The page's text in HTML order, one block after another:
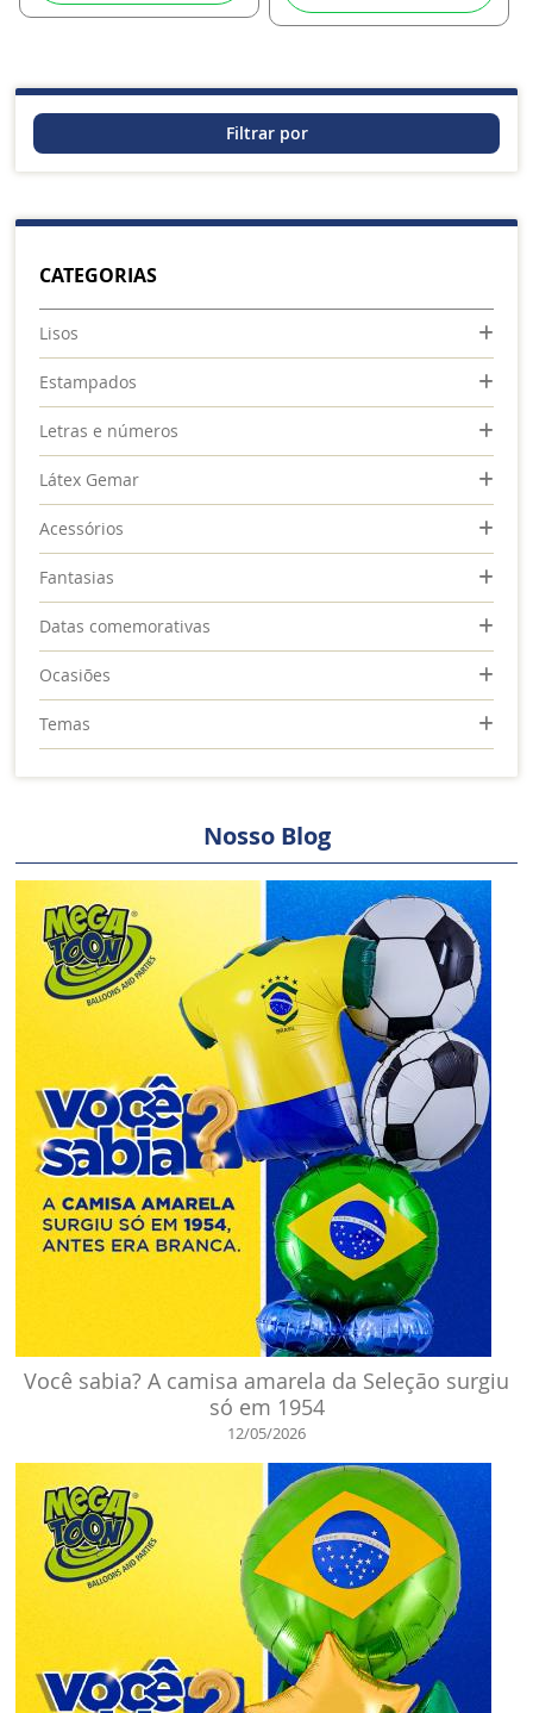
Filtrar por
CATEGORIAS
Lisos
Estampados
Letras e números
Látex Gemar
Acessórios
Fantasias
Datas comemorativas
Ocasiões
Temas
Nosso Blog
Você sabia? A camisa amarela da Seleção surgiu
só em 1954
12/05/2026